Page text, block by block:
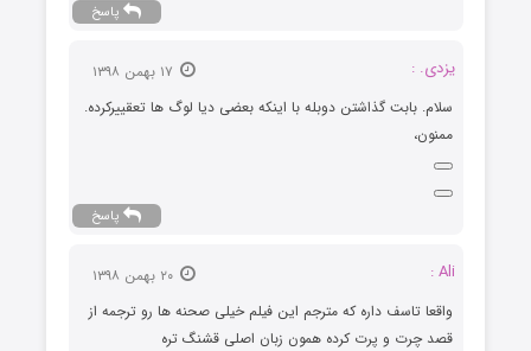
پاسخ
یزدی. :
سلام. بابت گذاشتن دوبله با اینکه بعضی دیا لوگ ها تعقییرکرده.
ممنون،
پاسخ
Ali :
واقعا تاسف داره که مترجم این فیلم خیلی صحنه ها رو ترجمه از
قصد چرت و پرت کرده همون زبان اصلی قشنگ تره